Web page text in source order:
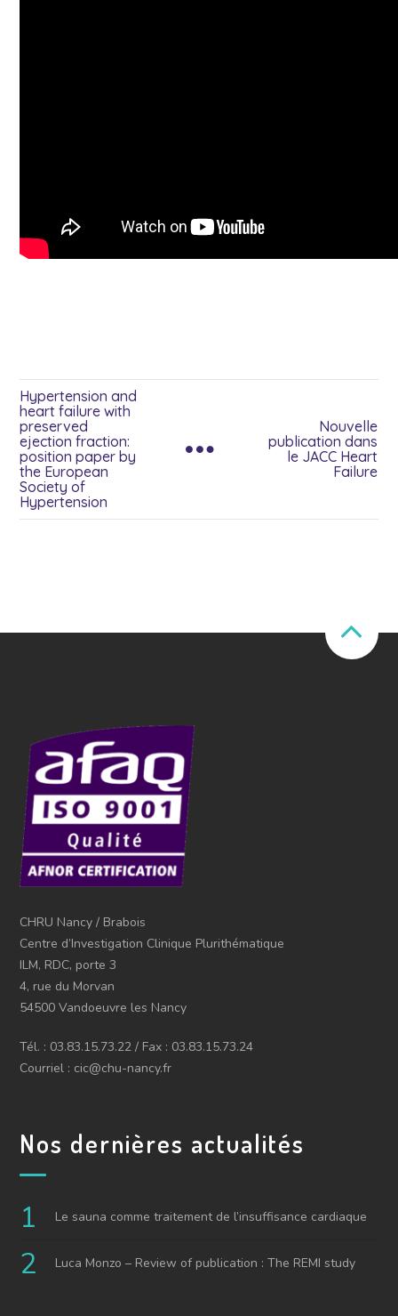
Hypertension and
heart failure with
preserved
ejection fraction:
position paper by
the European
Society of
Hypertension
Nouvelle
publication dans
le JACC Heart
Failure
CHRU Nancy / Brabois
Centre d’Investigation Clinique Plurithématique
ILM, RDC, porte 3
4, rue du Morvan
54500 Vandoeuvre les Nancy
Tél. : 03.83.15.73.22 / Fax : 03.83.15.73.24
Courriel : cic@chu-nancy.fr
Nos dernières actualités
Le sauna comme traitement de l’insuffisance cardiaque
Luca Monzo – Review of publication : The REMI study